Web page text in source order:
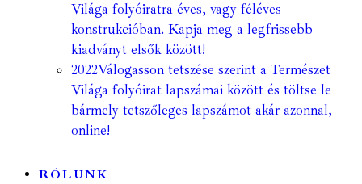
Világa folyóiratra éves, vagy féléves
konstrukcióban. Kapja meg a legfrissebb
kiadványt elsők között!
2022Válogasson tetszése szerint a Természet
Világa folyóirat lapszámai között és töltse le
bármely tetszőleges lapszámot akár azonnal,
online!
RÓLUNK